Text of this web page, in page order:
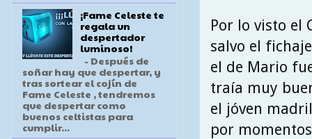
Por lo visto el
salvo el
el de Mario
traía muy
el jóven
por
¡Fame Celeste te
regala un
despertador
luminoso!
- Después de
soñar hay que despertar, y
tras sortear el cojín de
Fame Celeste , tendremos
que despertar como
buenos celtistas para
cumplir...